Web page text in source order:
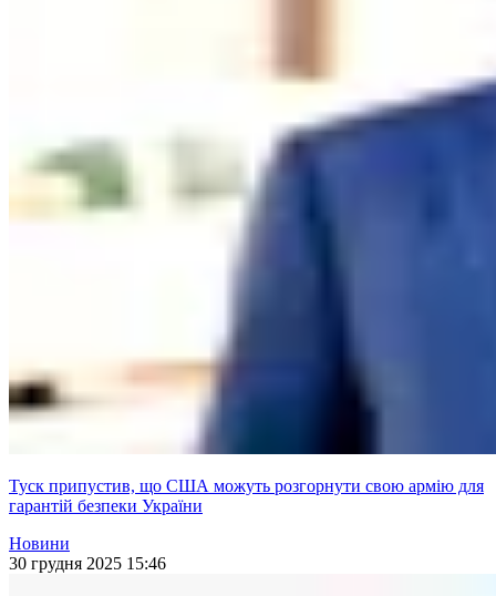
Туск припустив, що США можуть розгорнути свою армію для
гарантій безпеки України
Новини
30 грудня 2025 15:46